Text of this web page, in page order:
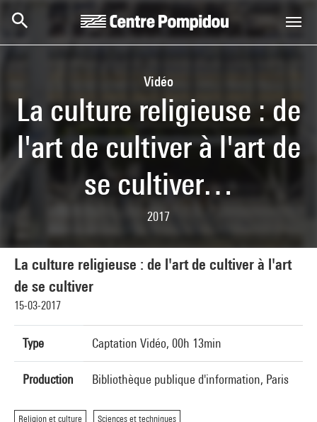
Vidéo
La culture religieuse : de
l'art de cultiver à l'art de
se cultiver…
2017
La culture religieuse : de l'art de cultiver à l'art
de se cultiver
15-03-2017
Type Captation Vidéo, 00h 13min
Production Bibliothèque publique d'information, Paris
Religion et culture Sciences et techniques